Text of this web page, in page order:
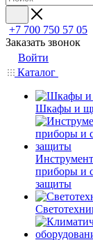
+7 700 750 57 05
Заказать звонок
Войти
Каталог
Шкафы и
приборы и
защиты